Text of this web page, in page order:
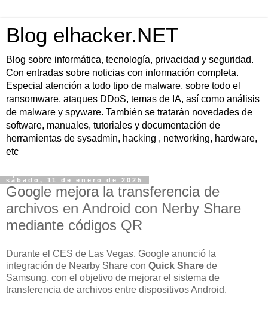
Blog elhacker.NET
Blog sobre informática, tecnología, privacidad y seguridad.
Con entradas sobre noticias con información completa.
Especial atención a todo tipo de malware, sobre todo el
ransomware, ataques DDoS, temas de IA, así como análisis
de malware y spyware. También se tratarán novedades de
software, manuales, tutoriales y documentación de
herramientas de sysadmin, hacking , networking, hardware,
etc
sábado, 11 de enero de 2025
Google mejora la transferencia de
archivos en Android con Nerby Share
mediante códigos QR
Durante el CES de Las Vegas, Google anunció la
integración de Nearby Share con Quick Share de
Samsung, con el objetivo de mejorar el sistema de
transferencia de archivos entre dispositivos Android.